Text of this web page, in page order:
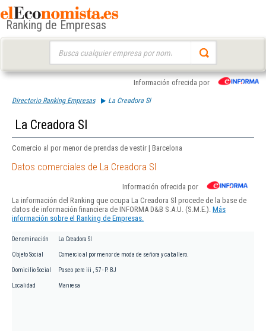
Ranking de Empresas
Información ofrecida por
Directorio Ranking Empresas La Creadora Sl
La Creadora Sl
Comercio al por menor de prendas de vestir | Barcelona
Datos comerciales de La Creadora Sl
Información ofrecida por
La información del Ranking que ocupa La Creadora Sl procede de la base de
datos de información financiera de INFORMA D&B S.A.U. (S.M.E.). Más
información sobre el Ranking de Empresas.
Denominación La Creadora Sl
Objeto Social Comercio al por menor de moda de señora y caballero.
Domicilio Social Paseo pere iii , 57 - P. BJ
Localidad Manresa